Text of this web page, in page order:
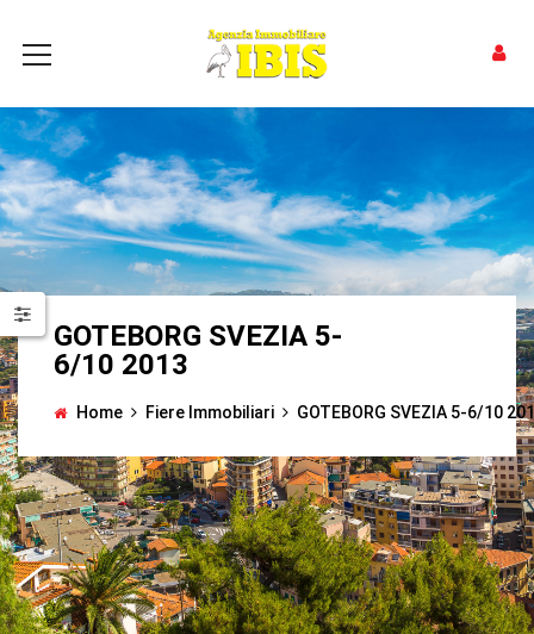
GOTEBORG SVEZIA 5-
6/10 2013
Home Fiere Immobiliari GOTEBORG SVEZIA 5-6/10